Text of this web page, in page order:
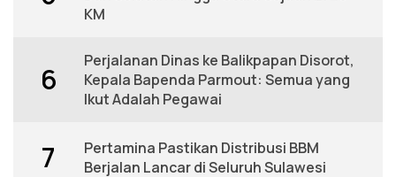
KM
6
Perjalanan Dinas ke Balikpapan Disorot,
Kepala Bapenda Parmout: Semua yang
Ikut Adalah Pegawai
7
Pertamina Pastikan Distribusi BBM
Berjalan Lancar di Seluruh Sulawesi